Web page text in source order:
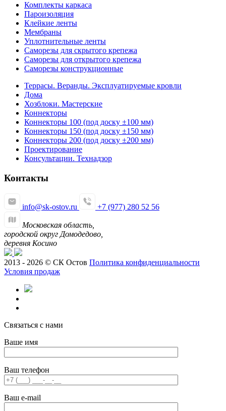
Комплекты каркаса
Пароизоляция
Клейкие ленты
Мембраны
Уплотнительные ленты
Саморезы для скрытого крепежа
Саморезы для открытого крепежа
Саморезы конструкционные
Террасы. Веранды. Эксплуатируемые кровли
Дома
Хозблоки. Мастерские
Коннекторы
Коннекторы 100 (под доску ±100 мм)
Коннекторы 150 (под доску ±150 мм)
Коннекторы 200 (под доску ±200 мм)
Проектирование
Консультации. Технадзор
Контакты
info@sk-ostov.ru +7 (977) 280 52 56
Московская область,
городской округ Домодедово,
деревня Косино
2013 - 2026 © СК Остов Политика конфиденциальности
Условия продаж
Связаться с нами
Ваше имя
Ваш телефон
Ваш e-mail